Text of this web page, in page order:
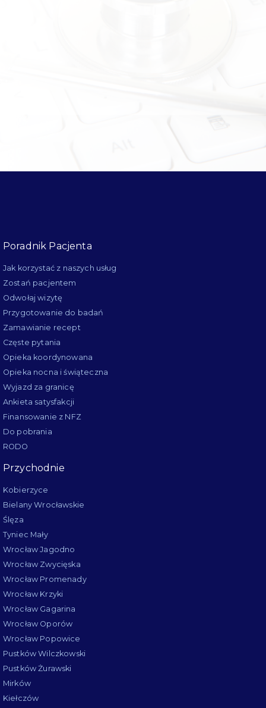
Poradnik Pacjenta
Jak korzystać z naszych usług
Zostań pacjentem
Odwołaj wizytę
Przygotowanie do badań
Zamawianie recept
Częste pytania
Opieka koordynowana
Opieka nocna i świąteczna
Wyjazd za granicę
Ankieta satysfakcji
Finansowanie z NFZ
Do pobrania
RODO
Przychodnie
Kobierzyce
Bielany Wrocławskie
Ślęza
Tyniec Mały
Wrocław Jagodno
Wrocław Zwycięska
Wrocław Promenady
Wrocław Krzyki
Wrocław Gagarina
Wrocław Oporów
Wrocław Popowice
Pustków Wilczkowski
Pustków Żurawski
Mirków
Kiełczów